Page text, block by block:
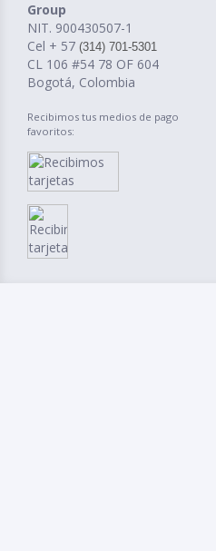
Group
NIT. 900430507-1
Cel + 57 (314) 701-5301
CL 106 #54 78 OF 604
Bogotá, Colombia
Recibimos tus medios de pago
favoritos: